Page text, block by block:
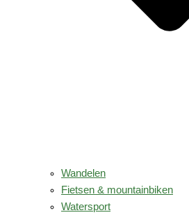
Wandelen
Fietsen & mountainbiken
Watersport